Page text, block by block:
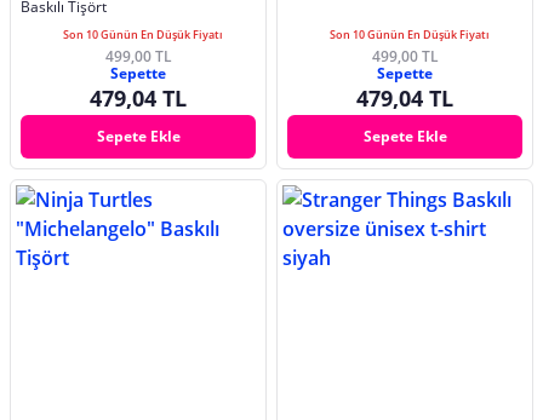
Baskılı Tişört
Son 10 Günün En Düşük Fiyatı
499,00 TL
Sepette
479,04 TL
Sepete Ekle
Son 10 Günün En Düşük Fiyatı
499,00 TL
Sepette
479,04 TL
Sepete Ekle